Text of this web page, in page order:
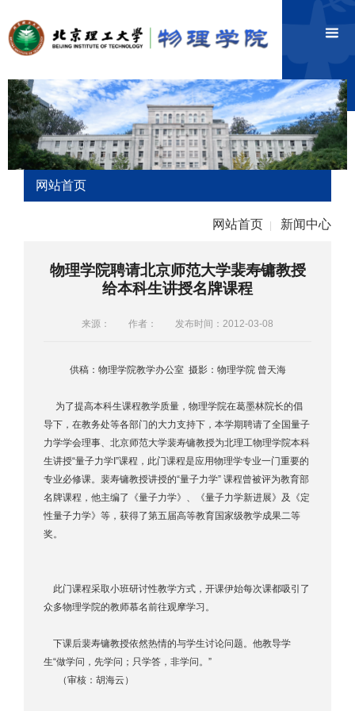
网站首页
网站首页 新闻中心
物理学院聘请北京师范大学裴寿镛教授
给本科生讲授名牌课程
来源： 作者： 发布时间：2012-03-08
供稿：物理学院教学办公室 摄影：物理学院 曾天海
为了提高本科生课程教学质量，物理学院在葛墨林院长的倡
导下，在教务处等各部门的大力支持下，本学期聘请了全国量子
力学学会理事、北京师范大学裴寿镛教授为北理工物理学院本科
生讲授“量子力学I”课程，此门课程是应用物理学专业一门重要的
专业必修课。裴寿镛教授讲授的“量子力学” 课程曾被评为教育部
名牌课程，他主编了《量子力学》、《量子力学新进展》及《定
性量子力学》等，获得了第五届高等教育国家级教学成果二等
奖。
此门课程采取小班研讨性教学方式，开课伊始每次课都吸引了
众多物理学院的教师慕名前往观摩学习。
下课后裴寿镛教授依然热情的与学生讨论问题。他教导学
生“做学问，先学问；只学答，非学问。”
（审核：胡海云）